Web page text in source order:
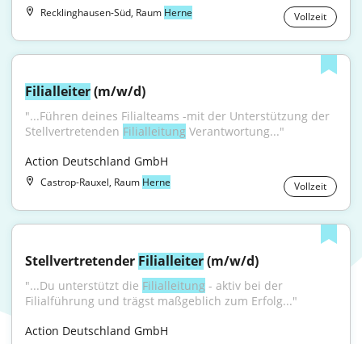
Recklinghausen-Süd, Raum Herne Vollzeit
Filialleiter (m/w/d)
"...Führen deines Filialteams -mit der Unterstützung der
Stellvertretenden Filialleitung Verantwortung..."
Action Deutschland GmbH
Castrop-Rauxel, Raum Herne Vollzeit
Stellvertretender Filialleiter (m/w/d)
"...Du unterstützt die Filialleitung - aktiv bei der
Filialführung und trägst maßgeblich zum Erfolg..."
Action Deutschland GmbH